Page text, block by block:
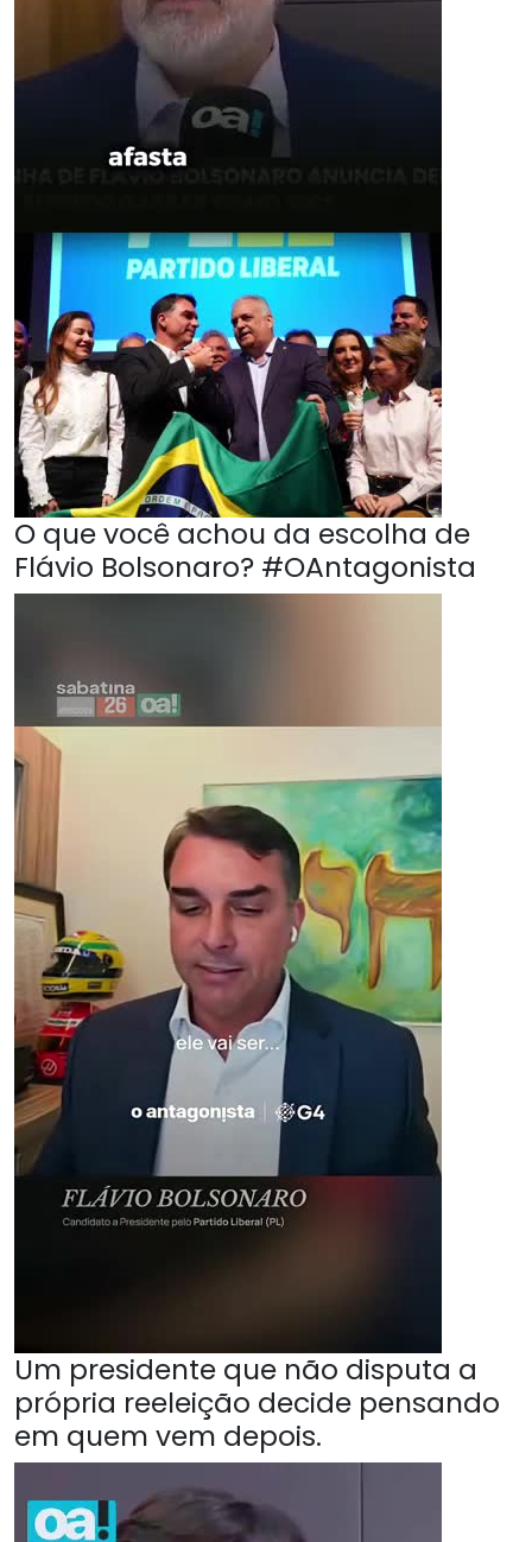
O que você achou da escolha de
Flávio Bolsonaro? #OAntagonista
Um presidente que não disputa a
própria reeleição decide pensando
em quem vem depois.